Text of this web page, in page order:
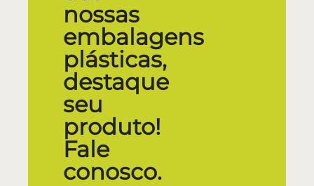
nossas
embalagens
plásticas,
destaque
seu
produto!
Fale
conosco.